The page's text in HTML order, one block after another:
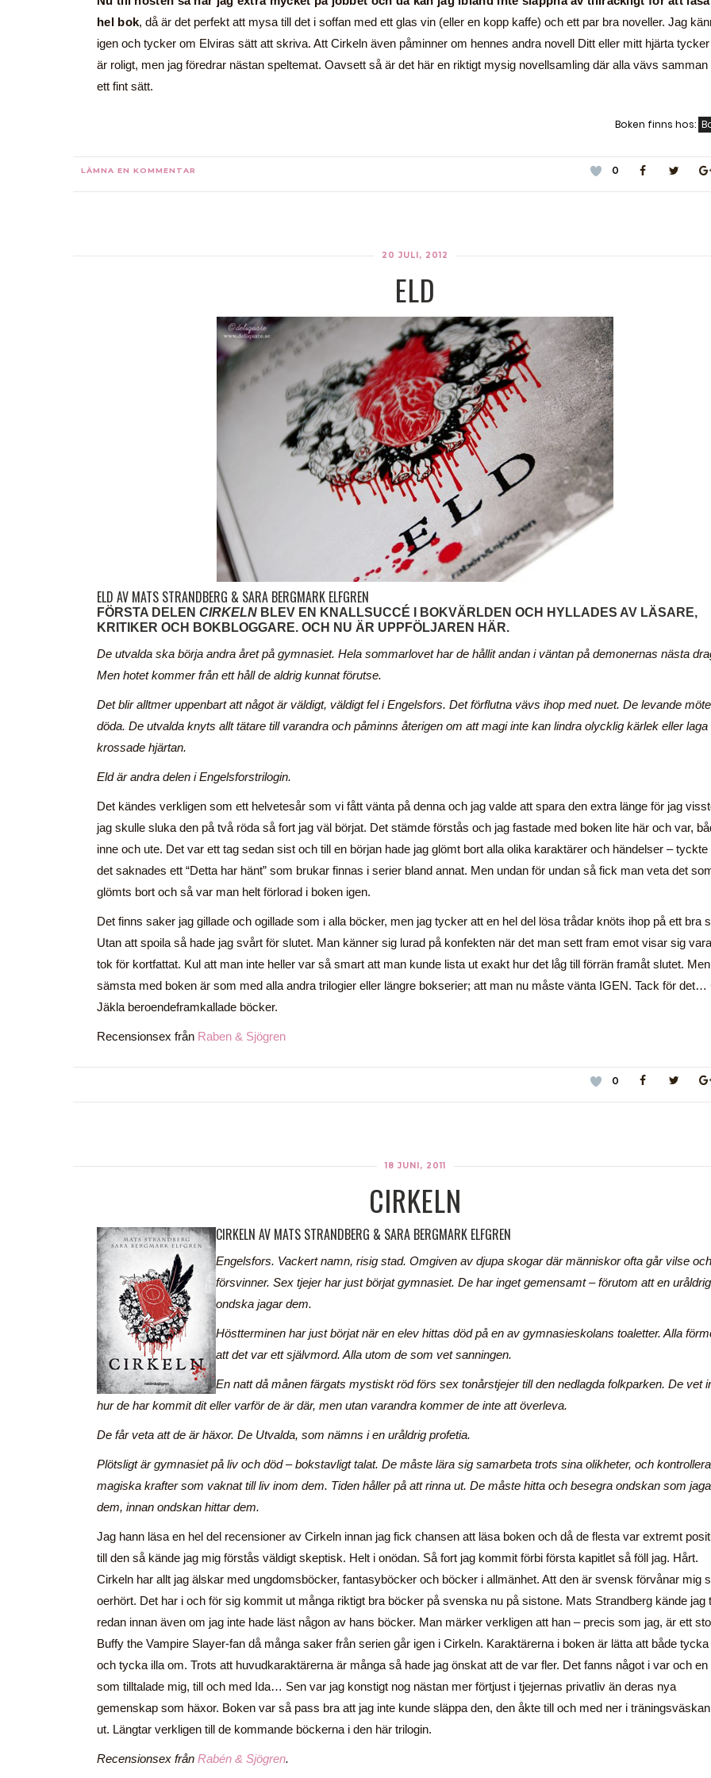
hel bok, då är det perfekt att mysa till det i soffan med ett glas vin (eller en kopp kaffe) och ett par bra noveller. Jag
igen och tycker om Elviras sätt att skriva. Att Cirkeln även påminner om hennes andra novell Ditt eller mitt hjärta
är roligt, men jag föredrar nästan speltemat. Oavsett så är det här en riktigt mysig novellsamling där alla vävs samman
ett fint sätt.
Boken finns hos:
LÄMNA EN KOMMENTAR 0
20 JULI, 2012
ELD
ELD AV MATS STRANDBERG & SARA BERGMARK ELFGREN
FÖRSTA DELEN CIRKELN BLEV EN KNALLSUCCÉ I BOKVÄRLDEN OCH HYLLADES AV LÄSARE,
KRITIKER OCH BOKBLOGGARE. OCH NU ÄR UPPFÖLJAREN HÄR.
De utvalda ska börja andra året på gymnasiet. Hela sommarlovet har de hållit andan i väntan på demonernas nästa
Men hotet kommer från ett håll de aldrig kunnat förutse.
Det blir alltmer uppenbart att något är väldigt, väldigt fel i Engelsfors. Det förflutna vävs ihop med nuet. De levande
döda. De utvalda knyts allt tätare till varandra och påminns återigen om att magi inte kan lindra olycklig kärlek eller laga
krossade hjärtan.
Eld är andra delen i Engelsforstrilogin.
Det kändes verkligen som ett helvetesår som vi fått vänta på denna och jag valde att spara den extra länge för jag
jag skulle sluka den på två röda så fort jag väl börjat. Det stämde förstås och jag fastade med boken lite här och var,
inne och ute. Det var ett tag sedan sist och till en början hade jag glömt bort alla olika karaktärer och händelser – tyckte
det saknades ett “Detta har hänt” som brukar finnas i serier bland annat. Men undan för undan så fick man veta det
glömts bort och så var man helt förlorad i boken igen.
Det finns saker jag gillade och ogillade som i alla böcker, men jag tycker att en hel del lösa trådar knöts ihop på ett bra
Utan att spoila så hade jag svårt för slutet. Man känner sig lurad på konfekten när det man sett fram emot visar sig
tok för kortfattat. Kul att man inte heller var så smart att man kunde lista ut exakt hur det låg till förrän framåt slutet.
sämsta med boken är som med alla andra trilogier eller längre bokserier; att man nu måste vänta IGEN. Tack för det…
Jäkla beroendeframkallade böcker.
Recensionsex från Raben & Sjögren
0
18 JUNI, 2011
CIRKELN
CIRKELN AV MATS STRANDBERG & SARA BERGMARK ELFGREN
Engelsfors. Vackert namn, risig stad. Omgiven av djupa skogar där människor ofta går vilse och
försvinner. Sex tjejer har just börjat gymnasiet. De har inget gemensamt – förutom att en uråldrig
ondska jagar dem.
Höstterminen har just börjat när en elev hittas död på en av gymnasieskolans toaletter. Alla
att det var ett självmord. Alla utom de som vet sanningen.
En natt då månen färgats mystiskt röd förs sex tonårstjejer till den nedlagda folkparken. De vet
hur de har kommit dit eller varför de är där, men utan varandra kommer de inte att överleva.
De får veta att de är häxor. De Utvalda, som nämns i en uråldrig profetia.
Plötsligt är gymnasiet på liv och död – bokstavligt talat. De måste lära sig samarbeta trots sina olikheter, och
magiska krafter som vaknat till liv inom dem. Tiden håller på att rinna ut. De måste hitta och besegra ondskan som
dem, innan ondskan hittar dem.
Jag hann läsa en hel del recensioner av Cirkeln innan jag fick chansen att läsa boken och då de flesta var extremt
till den så kände jag mig förstås väldigt skeptisk. Helt i onödan. Så fort jag kommit förbi första kapitlet så föll jag. Hårt.
Cirkeln har allt jag älskar med ungdomsböcker, fantasyböcker och böcker i allmänhet. Att den är svensk förvånar mig
oerhört. Det har i och för sig kommit ut många riktigt bra böcker på svenska nu på sistone. Mats Strandberg kände jag
redan innan även om jag inte hade läst någon av hans böcker. Man märker verkligen att han – precis som jag, är ett
Buffy the Vampire Slayer-fan då många saker från serien går igen i Cirkeln. Karaktärerna i boken är lätta att både tycka
och tycka illa om. Trots att huvudkaraktärerna är många så hade jag önskat att de var fler. Det fanns något i var och en
som tilltalade mig, till och med Ida… Sen var jag konstigt nog nästan mer förtjust i tjejernas privatliv än deras nya
gemenskap som häxor. Boken var så pass bra att jag inte kunde släppa den, den åkte till och med ner i
ut. Längtar verkligen till de kommande böckerna i den här trilogin.
Recensionsex från Rabén & Sjögren.